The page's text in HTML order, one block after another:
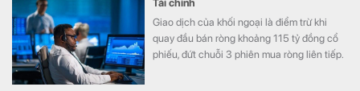
Tài chính
Giao dịch của khối ngoại là điểm trừ khi
quay đầu bán ròng khoảng 115 tỷ đồng cổ
phiếu, đứt chuỗi 3 phiên mua ròng liên tiếp.